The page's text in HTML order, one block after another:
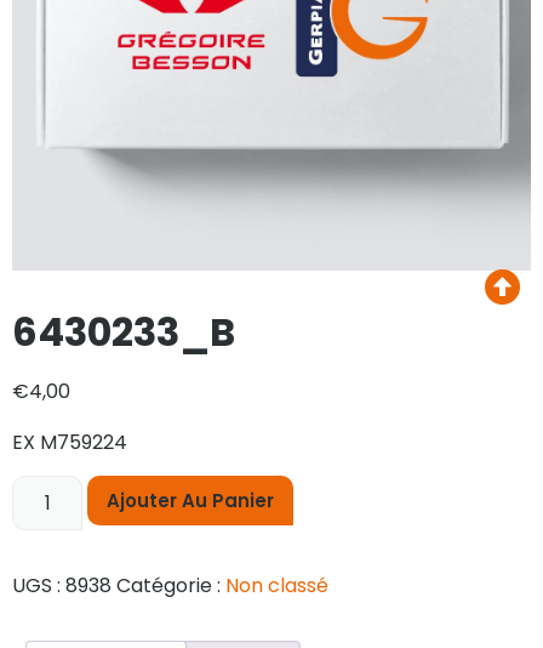
6430233_B
€4,00
EX M759224
Ajouter Au Panier
UGS : 8938 Catégorie : Non classé